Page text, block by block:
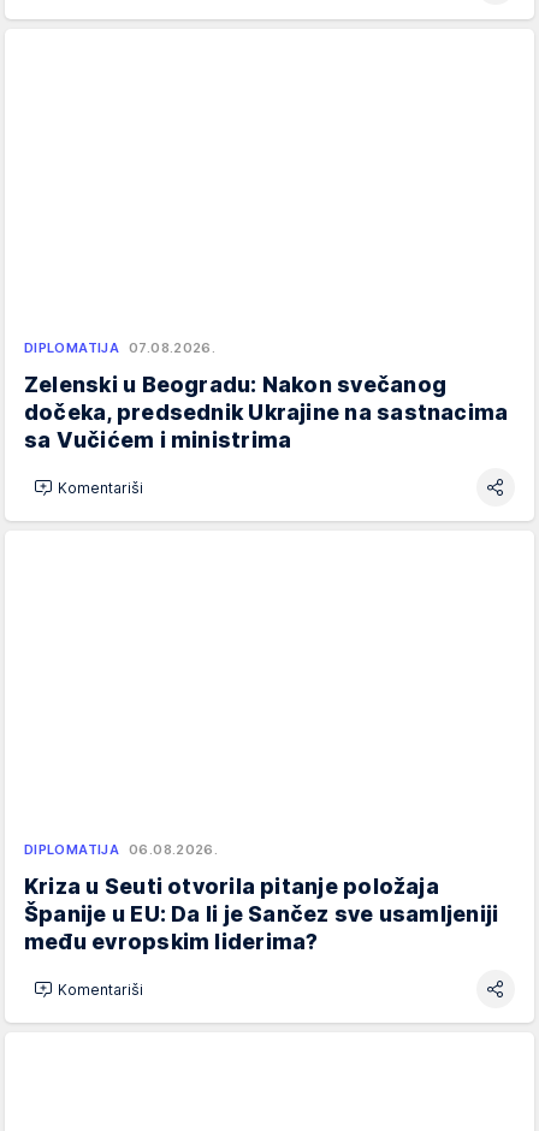
DIPLOMATIJA 07.08.2026.
Zelenski u Beogradu: Nakon svečanog
dočeka, predsednik Ukrajine na sastnacima
sa Vučićem i ministrima
Komentariši
DIPLOMATIJA 06.08.2026.
Kriza u Seuti otvorila pitanje položaja
Španije u EU: Da li je Sančez sve usamljeniji
među evropskim liderima?
Komentariši